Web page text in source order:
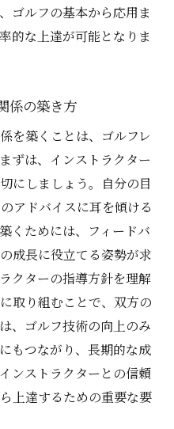
ゴルフの基本から応用ま
的な上達が可能となりま
係の築き方
を築くことは、ゴルフレ
ずは、インストラクター
にしましょう。自分の目
アドバイスに耳を傾ける
くためには、フィードバ
成長に役立てる姿勢が求
クターの指導方針を理解
取り組むことで、双方の
、ゴルフ技術の向上のみ
もつながり、長期的な成
ンストラクターとの信頼
上達するための重要な要